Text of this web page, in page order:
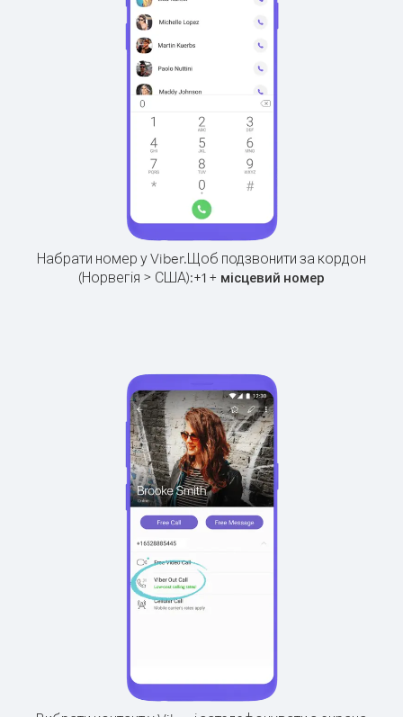
Набрати номер у Viber.Щоб подзвонити за кордон
(Норвегія > США):+1 + місцевий номер